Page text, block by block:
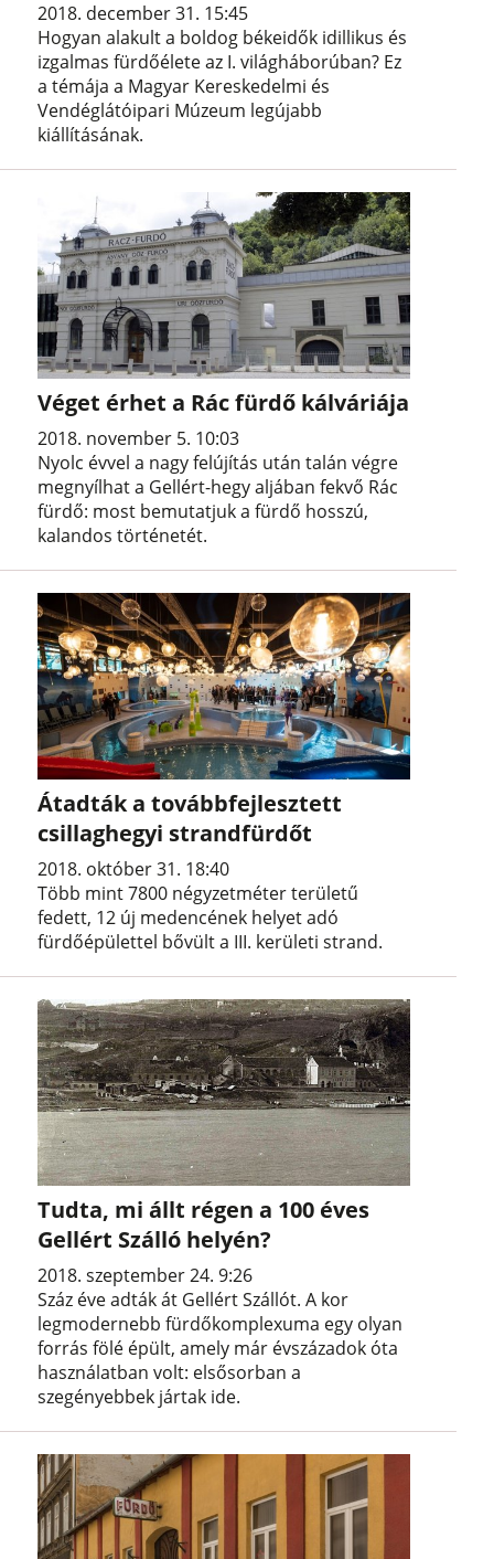
2018. december 31. 15:45
Hogyan alakult a boldog békeidők idillikus és
izgalmas fürdőélete az I. világháborúban? Ez
a témája a Magyar Kereskedelmi és
Vendéglátóipari Múzeum legújabb
kiállításának.
Véget érhet a Rác fürdő kálváriája
2018. november 5. 10:03
Nyolc évvel a nagy felújítás után talán végre
megnyílhat a Gellért-hegy aljában fekvő Rác
fürdő: most bemutatjuk a fürdő hosszú,
kalandos történetét.
Átadták a továbbfejlesztett
csillaghegyi strandfürdőt
2018. október 31. 18:40
Több mint 7800 négyzetméter területű
fedett, 12 új medencének helyet adó
fürdőépülettel bővült a III. kerületi strand.
Tudta, mi állt régen a 100 éves
Gellért Szálló helyén?
2018. szeptember 24. 9:26
Száz éve adták át Gellért Szállót. A kor
legmodernebb fürdőkomplexuma egy olyan
forrás fölé épült, amely már évszázadok óta
használatban volt: elsősorban a
szegényebbek jártak ide.